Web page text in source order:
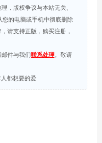
，版权争议与本站无关。
的电脑或手机中彻底删除
请支持正版，购买注册，
件与我们联系处理。敬请
都想要的爱